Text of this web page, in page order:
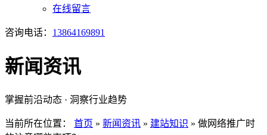
在线留言
咨询电话： 13864169891
新闻资讯
掌握前沿动态 · 洞察行业趋势
当前所在位置： 首页 » 新闻资讯 » 建站知识 » 做网络推广时